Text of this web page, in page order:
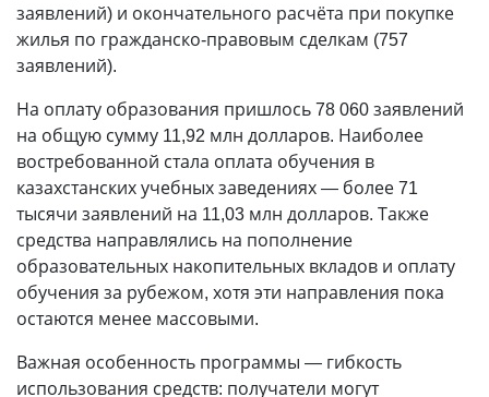
заявлений) и окончательного расчёта при покупке
жилья по гражданско-правовым сделкам (757
заявлений).
На оплату образования пришлось 78 060 заявлений
на общую сумму 11,92 млн долларов. Наиболее
востребованной стала оплата обучения в
казахстанских учебных заведениях — более 71
тысячи заявлений на 11,03 млн долларов. Также
средства направлялись на пополнение
образовательных накопительных вкладов и оплату
обучения за рубежом, хотя эти направления пока
остаются менее массовыми.
Важная особенность программы — гибкость
использования средств: получатели могут